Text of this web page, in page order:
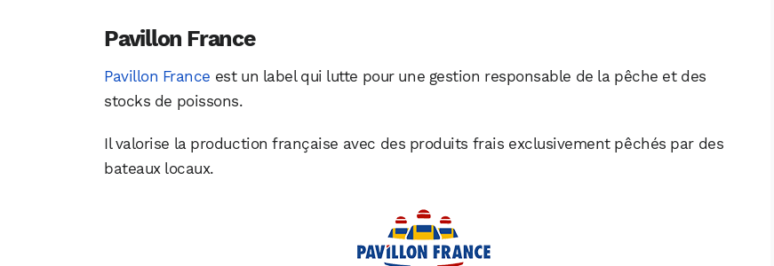
Pavillon France
Pavillon France est un label qui lutte pour une gestion responsable de la pêche et des
stocks de poissons.
Il valorise la production française avec des produits frais exclusivement pêchés par des
bateaux locaux.